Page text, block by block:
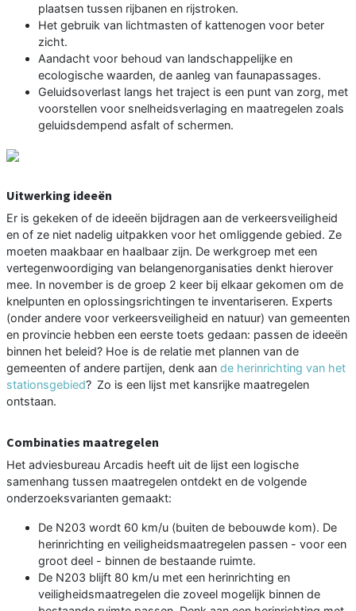
plaatsen tussen rijbanen en rijstroken.
Het gebruik van lichtmasten of kattenogen voor beter
zicht.
Aandacht voor behoud van landschappelijke en
ecologische waarden, de aanleg van faunapassages.
Geluidsoverlast langs het traject is een punt van zorg, met
voorstellen voor snelheidsverlaging en maatregelen zoals
geluidsdempend asfalt of schermen.
Uitwerking ideeën
Er is gekeken of de ideeën bijdragen aan de verkeersveiligheid
en of ze niet nadelig uitpakken voor het omliggende gebied. Ze
moeten maakbaar en haalbaar zijn. De werkgroep met een
vertegenwoordiging van belangenorganisaties denkt hierover
mee. In november is de groep 2 keer bij elkaar gekomen om de
knelpunten en oplossingsrichtingen te inventariseren. Experts
(onder andere voor verkeersveiligheid en natuur) van gemeenten
en provincie hebben een eerste toets gedaan: passen de ideeën
binnen het beleid? Hoe is de relatie met plannen van de
gemeenten of andere partijen, denk aan de herinrichting van het
stationsgebied? Zo is een lijst met kansrijke maatregelen
ontstaan.
Combinaties maatregelen
Het adviesbureau Arcadis heeft uit de lijst een logische
samenhang tussen maatregelen ontdekt en de volgende
onderzoeksvarianten gemaakt:
De N203 wordt 60 km/u (buiten de bebouwde kom). De
herinrichting en veiligheidsmaatregelen passen - voor een
groot deel - binnen de bestaande ruimte.
De N203 blijft 80 km/u met een herinrichting en
veiligheidsmaatregelen die zoveel mogelijk binnen de